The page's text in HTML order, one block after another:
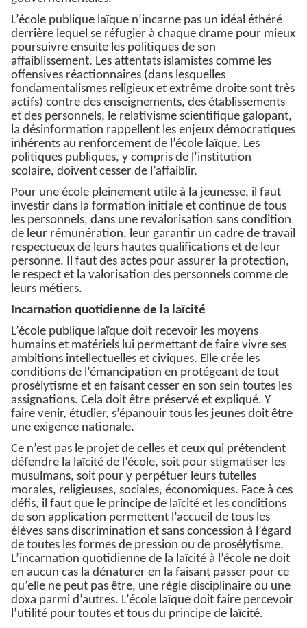
L’école publique laïque n’incarne pas un idéal éthéré
derrière lequel se réfugier à chaque drame pour mieux
poursuivre ensuite les politiques de son
affaiblissement. Les attentats islamistes comme les
offensives réactionnaires (dans lesquelles
fondamentalismes religieux et extrême droite sont très
actifs) contre des enseignements, des établissements
et des personnels, le relativisme scientifique galopant,
la désinformation rappellent les enjeux démocratiques
inhérents au renforcement de l’école laïque. Les
politiques publiques, y compris de l’institution
scolaire, doivent cesser de l’affaiblir.
Pour une école pleinement utile à la jeunesse, il faut
investir dans la formation initiale et continue de tous
les personnels, dans une revalorisation sans condition
de leur rémunération, leur garantir un cadre de travail
respectueux de leurs hautes qualifications et de leur
personne. Il faut des actes pour assurer la protection,
le respect et la valorisation des personnels comme de
leurs métiers.
Incarnation quotidienne de la laïcité
L’école publique laïque doit recevoir les moyens
humains et matériels lui permettant de faire vivre ses
ambitions intellectuelles et civiques. Elle crée les
conditions de l’émancipation en protégeant de tout
prosélytisme et en faisant cesser en son sein toutes les
assignations. Cela doit être préservé et expliqué. Y
faire venir, étudier, s’épanouir tous les jeunes doit être
une exigence nationale.
Ce n’est pas le projet de celles et ceux qui prétendent
défendre la laïcité de l’école, soit pour stigmatiser les
musulmans, soit pour y perpétuer leurs tutelles
morales, religieuses, sociales, économiques. Face à ces
défis, il faut que le principe de laïcité et les conditions
de son application permettent l’accueil de tous les
élèves sans discrimination et sans concession à l’égard
de toutes les formes de pression ou de prosélytisme.
L’incarnation quotidienne de la laïcité à l’école ne doit
en aucun cas la dénaturer en la faisant passer pour ce
qu’elle ne peut pas être, une règle disciplinaire ou une
doxa parmi d’autres. L’école laïque doit faire percevoir
l’utilité pour toutes et tous du principe de laïcité.